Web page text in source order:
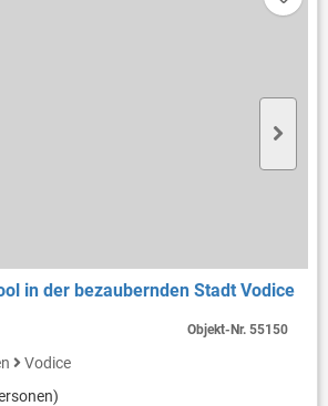
in der bezaubernden Stadt Vodice
Vodice
Objekt-Nr.55150